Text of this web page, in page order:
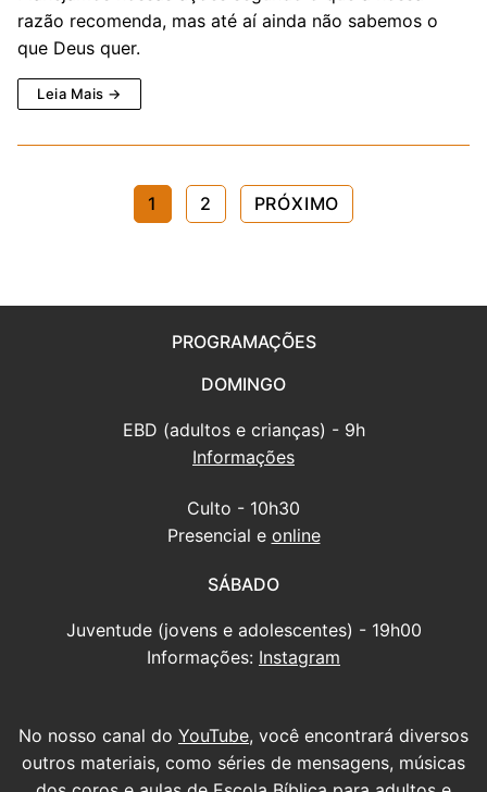
razão recomenda, mas até aí ainda não sabemos o
que Deus quer.
Leia Mais →
Paginação
1 2 PRÓXIMO
PROGRAMAÇÕES
DOMINGO
EBD (adultos e crianças) - 9h
Informações
Culto - 10h30
Presencial e online
SÁBADO
Juventude (jovens e adolescentes) - 19h00
Informações: Instagram
No nosso canal do YouTube, você encontrará diversos
outros materiais, como séries de mensagens, músicas